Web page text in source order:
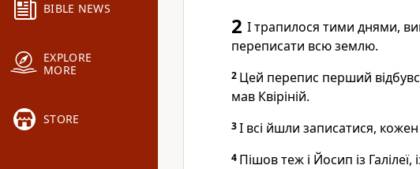
BIBLE NEWS
EXPLORE
MORE
STORE
2 І трапилося тими днями,
переписати всю землю.
2 Цей перепис перший
мав Квіріній.
3І всі йшли записатися, кожен
4 Пішов теж і Йосип із